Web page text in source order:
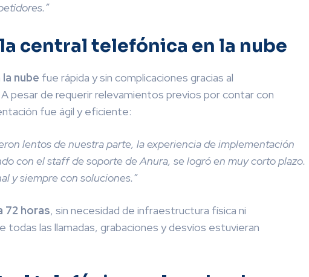
central telefónica en la nube
nube fue rápida y sin complicaciones gracias al
A pesar de requerir relevamientos previos por contar con
fue ágil y eficiente:
lentos de nuestra parte, la experiencia de implementación
con el staff de soporte de Anura, se logró en muy corto plazo.
y siempre con soluciones.”
72 horas, sin necesidad de infraestructura física ni
todas las llamadas, grabaciones y desvíos estuvieran